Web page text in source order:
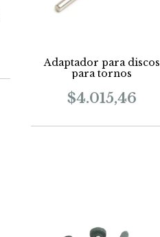
Adaptador para discos
para tornos
$4.015,46